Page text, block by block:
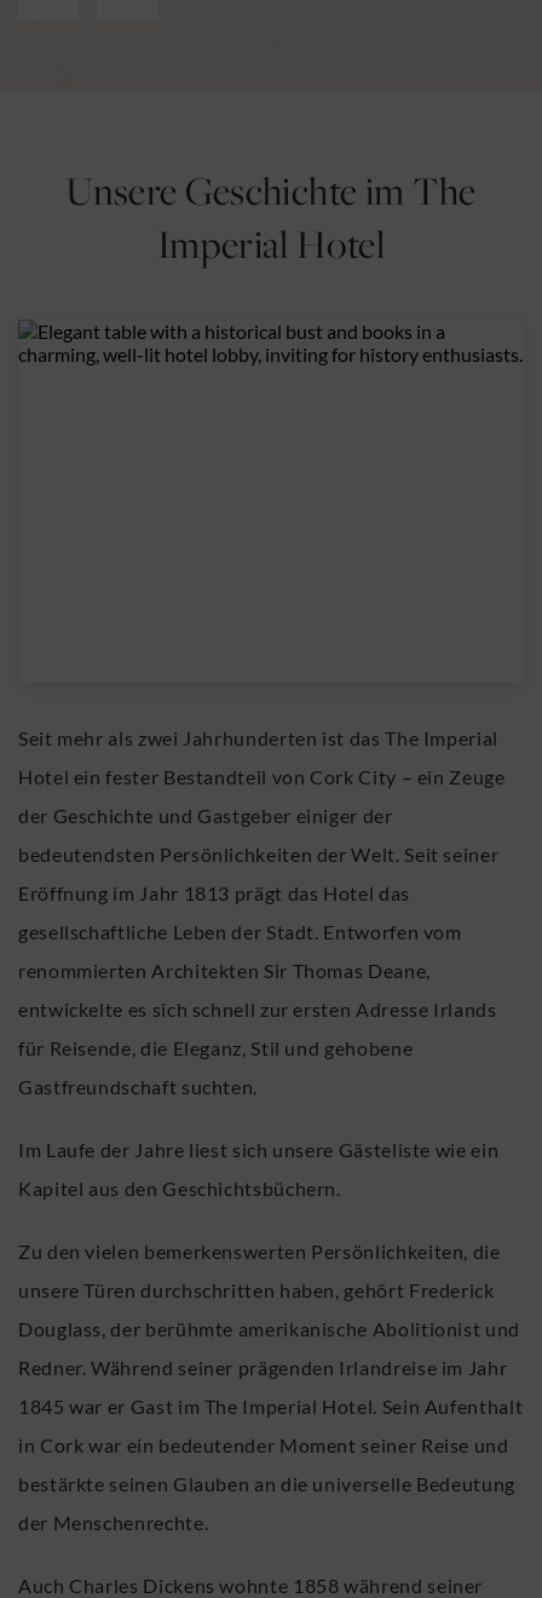
Unsere Geschichte im The
Imperial Hotel
Seit mehr als zwei Jahrhunderten ist das The Imperial
Hotel ein fester Bestandteil von Cork City – ein Zeuge
der Geschichte und Gastgeber einiger der
bedeutendsten Persönlichkeiten der Welt. Seit seiner
Eröffnung im Jahr 1813 prägt das Hotel das
gesellschaftliche Leben der Stadt. Entworfen vom
renommierten Architekten Sir Thomas Deane,
entwickelte es sich schnell zur ersten Adresse Irlands
für Reisende, die Eleganz, Stil und gehobene
Gastfreundschaft suchten.
Im Laufe der Jahre liest sich unsere Gästeliste wie ein
Kapitel aus den Geschichtsbüchern.
Zu den vielen bemerkenswerten Persönlichkeiten, die
unsere Türen durchschritten haben, gehört Frederick
Douglass, der berühmte amerikanische Abolitionist und
Redner. Während seiner prägenden Irlandreise im Jahr
1845 war er Gast im The Imperial Hotel. Sein Aufenthalt
in Cork war ein bedeutender Moment seiner Reise und
bestärkte seinen Glauben an die universelle Bedeutung
der Menschenrechte.
Auch Charles Dickens wohnte 1858 während seiner